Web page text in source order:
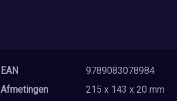
EAN
9789083078984
Afmetingen
215 x 143 x 20 mm